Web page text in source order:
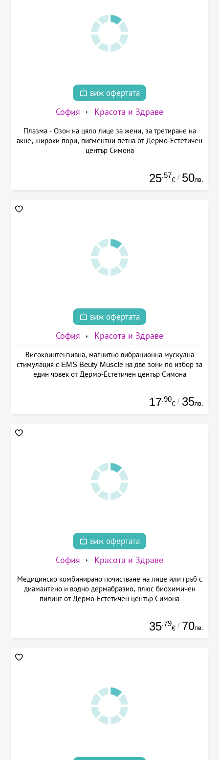
виж офертата
София Красота и Здраве
Плазма - Озон на цяло лице за жени, за третиране на
акне, широки пори, пигментни петна от Дермо-Естетичен
център Симона
25.57
€ / 50лв.
виж офертата
София Красота и Здраве
Високоинтензивна, магнитно вибрационна мускулна
стимулация с EMS Beuty Musclе на две зони по избор за
един човек от Дермо-Естетичен център Симона
17.90
€ / 35лв.
виж офертата
София Красота и Здраве
Медицинско комбинирано почистване на лице или гръб с
диамантено и водно дермабразио, плюс биохимичен
пилинг от Дермо-Естетичен център Симона
35.79
€ / 70лв.